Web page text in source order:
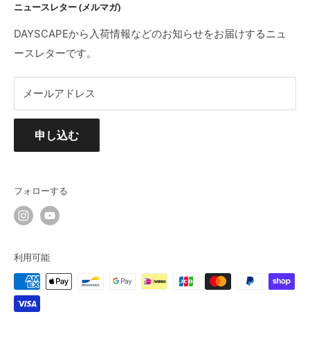
ニュースレター (メルマガ)
DAYSCAPEから入荷情報などのお知らせをお届けするニュ
ースレターです。
メールアドレス
申し込む
返品・交換・初期不良・海外製品について
プライバシーポリシー
利用規約
フォローする
利用可能